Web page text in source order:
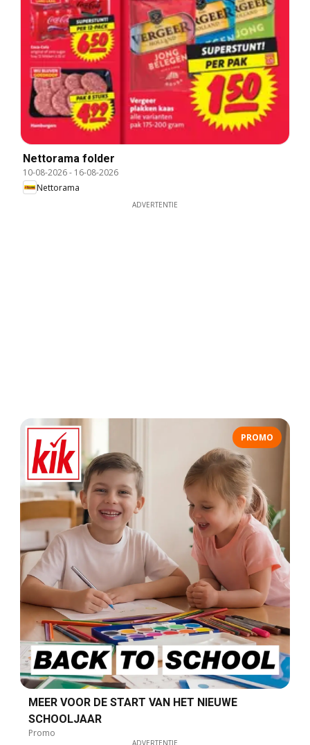
Nettorama folder
10-08-2026- 16-08-2026
Nettorama
ADVERTENTIE
PROMO
MEER VOOR DE START VAN HET NIEUWE
SCHOOLJAAR
Promo
ADVERTENTIE